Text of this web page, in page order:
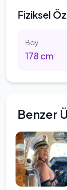
Fiziksel
Boy
178 cm
Benzer